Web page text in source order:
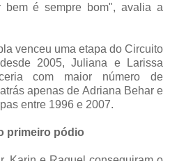
bem é sempre bom", avalia a
venceu uma etapa do Circuito
2005, Juliana e Larissa
com maior número de
apenas de Adriana Behar e
entre 1996 e 2007.
primeiro pódio